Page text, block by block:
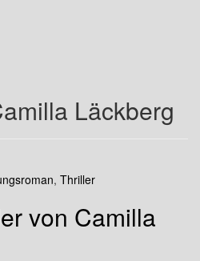
Läckberg
, Thriller
von Camilla